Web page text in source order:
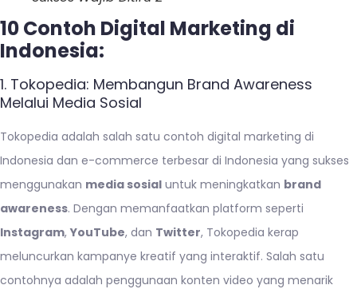
10 Contoh Digital Marketing di
Indonesia:
1. Tokopedia: Membangun Brand Awareness
Melalui Media Sosial
Tokopedia adalah salah satu contoh digital marketing di
Indonesia dan e-commerce terbesar di Indonesia yang sukses
menggunakan media sosial untuk meningkatkan brand
awareness. Dengan memanfaatkan platform seperti
Instagram, YouTube, dan Twitter, Tokopedia kerap
meluncurkan kampanye kreatif yang interaktif. Salah satu
contohnya adalah penggunaan konten video yang menarik